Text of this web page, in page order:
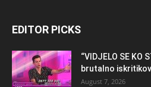
EDITOR PICKS
“VIDJELO SE KO
brutalno
August 7, 2026